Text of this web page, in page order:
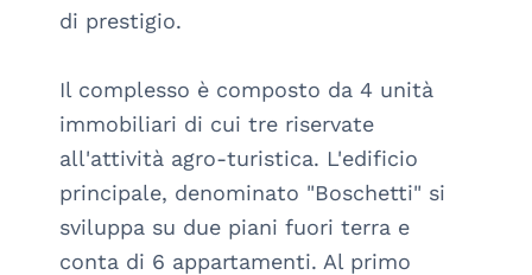
di prestigio.
Il complesso è composto da 4 unità
immobiliari di cui tre riservate
all'attività agro-turistica. L'edificio
principale, denominato "Boschetti" si
sviluppa su due piani fuori terra e
conta di 6 appartamenti. Al primo